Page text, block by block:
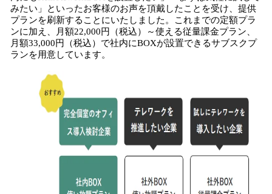
みたい」といったお客様のお声を頂戴したことを受け、提供
プランを刷新することにいたしました。これまでの定額プラ
ンに加え、月額22,000円（税込）～使える従量課金プラン、
月額33,000円（税込）で社内にBOXが設置できるサブスクプ
ランを用意しています。